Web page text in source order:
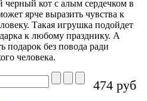
черный кот с алым сердечком в
ярче выразить чувства к
Такая игрушка подойдет
к любому празднику. А
подарок без повода ради
человека.
474 руб